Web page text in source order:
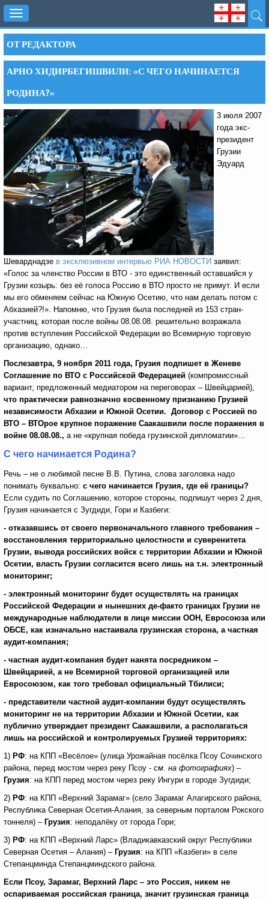
Toggle
navigation
ОТ РЕДАКТОРА
АРНО ХИДИРБЕГИШВИЛИ: «С ЧЕГО НАЧИНАЕТСЯ
РОДИНА?»
3 июля 2007
года экс-
президент
Грузии
Эдуард
Шеварднадзе в эксклюзивном интервью РИА НОВОСТИ заявил:
«Голос за членство России в ВТО - это единственный оставшийся у
Грузии козырь: без её голоса Россию в ВТО просто не примут. И если
мы его обменяем сейчас на Южную Осетию, что нам делать потом с
Абхазией?!». Напомню, что Грузия была последней из 153 стран-
участниц, которая после войны 08.08.08. решительно возражала
против вступления Российской Федерации во Всемирную торговую
организацию, однако…
Послезавтра, 9 ноября 2011 года, Грузия подпишет в Женеве
Соглашение по ВТО с Российской Федерацией (компромиссный
вариант, предложенный медиатором на переговорах – Швейцарией),
что практически равнозначно косвенному признанию Грузией
независимости Абхазии и Южной Осетии. Договор с Россией по
ВТО – ВТОрое крупное поражение Саакашвили после поражения в
войне 08.08.08., а не «крупная победа грузинской дипломатии»...
С чего начинается Родина?
Речь – не о любимой песне В.В. Путина, слова заголовка надо
понимать буквально: с чего начинается Грузия, где её границы?
Если судить по Соглашению, которое стороны, подпишут через 2 дня,
Грузия начинается с Зугдиди, Гори и Казбеги:
- отказавшись от своего первоначального главного требования –
восстановления территориально целостности и суверенитета
Грузии, вывода российских войск с территории Абхазии и Южной
Осетии, власть Грузии согласится всего лишь на т.н. электронный
мониторинг;
- электронный мониторинг будет осуществлять на границах
Российской Федерации и нынешних де-факто границах Грузии не
международные наблюдатели в лице миссии ООН, Евросоюза или
ОБСЕ, как изначально настаивала грузинская сторона, а частная
аудит-компания;
- частная аудит-компания будет нанята посредником –
Швейцарией, а не Всемирной торговой организацией или
Евросоюзом, как того требовал официальный Тбилиси;
- представители частной аудит-компании будут осуществлять
мониторинг не на территории Абхазии и Южной Осетии, как
публично утверждает президент Саакашвили, а располагаться
лишь на российской и контролируемых Грузией территориях:
1) РФ: на КПП «Весёлое» (улица Урожайная посёлка Псоу Сочинского
района, перед мостом через реку Псоу - см. на фотографиях) –
Грузия: на КПП перед мостом через реку Ингури в городе Зугдиди;
2) РФ: на КПП «Верхний Зарамаг» (село Зарамаг Алагирского района,
Республика Северная Осетия-Алания, за северным порталом Рокского
тоннеля) – Грузия: неподалёку от города Гори;
3) РФ: на КПП «Верхний Ларс» (Владикавказский округ Республики
Северная Осетия – Алания) – Грузия: на КПП «Казбеги» в селе
Степанцминда Степанцминдского района.
Если Псоу, Зарамаг, Верхний Ларс – это Россия, никем не
оспариваемая российская граница, значит грузинская граница